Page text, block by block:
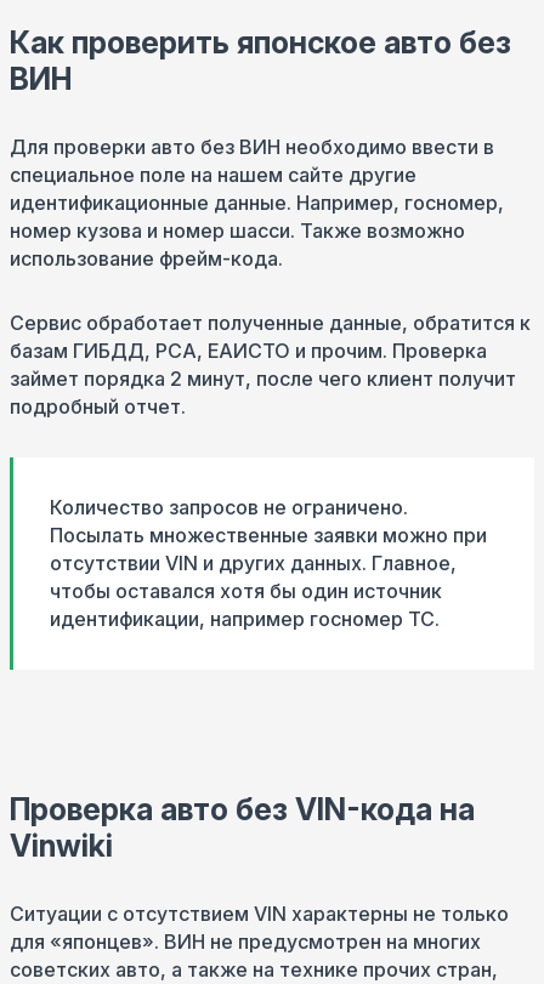
Как проверить японское авто без
ВИН
Для проверки авто без ВИН необходимо ввести в
специальное поле на нашем сайте другие
идентификационные данные. Например, госномер,
номер кузова и номер шасси. Также возможно
использование фрейм-кода.
Сервис обработает полученные данные, обратится к
базам ГИБДД, РСА, ЕАИСТО и прочим. Проверка
займет порядка 2 минут, после чего клиент получит
подробный отчет.
Количество запросов не ограничено.
Посылать множественные заявки можно при
отсутствии VIN и других данных. Главное,
чтобы оставался хотя бы один источник
идентификации, например госномер ТС.
Проверка авто без VIN-кода на
Vinwiki
Ситуации с отсутствием VIN характерны не только
для «японцев». ВИН не предусмотрен на многих
советских авто, а также на технике прочих стран,